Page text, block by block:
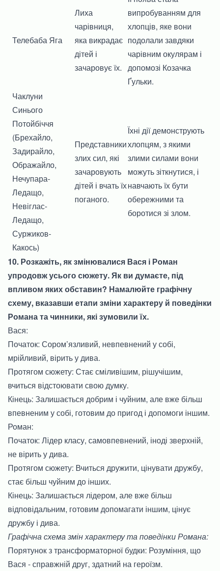
Телебаба Яга
Лиха
чарівниця,
яка викрадає
дітей і
зачаровує їх.
випробуванням для
хлопців, яке вони
подолали завдяки
чарівним окулярам і
допомозі Козачка
Ґульки.
Чаклуни
Синього
Потойбіччя
(Брехайло,
Задирайло,
Ображайло,
Нечупара-
Ледащо,
Невіглас-
Ледащо,
Суржиков-
Какось)
Представники
злих сил, які
зачаровують
дітей і вчать їх
поганого.
Їхні дії демонструють
хлопцям, з якими
злими силами вони
можуть зіткнутися, і
навчають їх бути
обережними та
боротися зі злом.
10. Розкажіть, як змінювалися Вася і Роман
упродовж усього сюжету. Як ви думаєте, під
впливом яких обставин? Намалюйте графічну
схему, вказавши етапи зміни характеру й поведінки
Романа та чинники, які зумовили їх.
Вася:
Початок: Сором’язливий, невпевнений у собі,
мрійливий, вірить у дива.
Протягом сюжету: Стає сміливішим, рішучішим,
вчиться відстоювати свою думку.
Кінець: Залишається добрим і чуйним, але вже більш
впевненим у собі, готовим до пригод і допомоги іншим.
Роман:
Початок: Лідер класу, самовпевнений, іноді зверхній,
не вірить у дива.
Протягом сюжету: Вчиться дружити, цінувати дружбу,
стає більш чуйним до інших.
Кінець: Залишається лідером, але вже більш
відповідальним, готовим допомагати іншим, цінує
дружбу і дива.
Графічна схема змін характеру та поведінки Романа:
Порятунок з трансформаторної будки: Розуміння, що
Вася - справжній друг, здатний на героїзм.